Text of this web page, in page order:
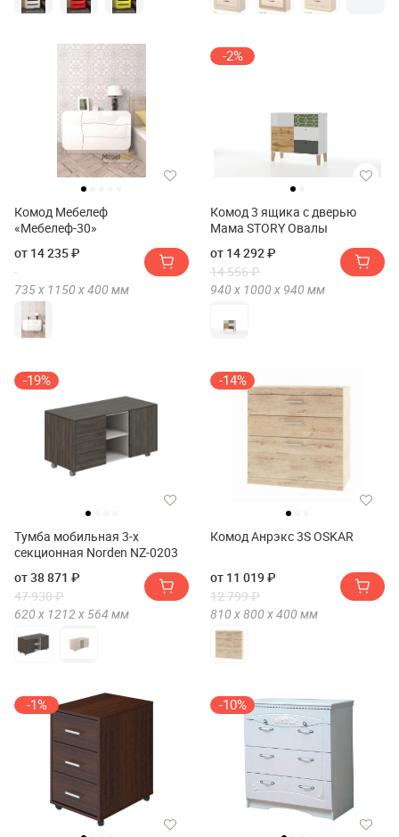
Комод Мебелеф
«Мебелеф-30»
от 14 235 ₽
735 х 1150 х400 мм
-2%
Комод 3 ящика с дверью
Мама STORY Овалы
от 14 292 ₽
14 556 ₽
940 х 1000 х 940 мм
-19%
Тумба мобильная 3-х
секционная Norden NZ-0203
от 38 871 ₽
47 930 ₽
620 х 1212 х 564 мм
-14%
Комод Анрэкс 3S OSKAR
от 11 019 ₽
12 799 ₽
810 х800 х400 мм
-1% -10%